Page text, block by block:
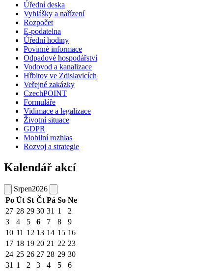
Úřední deska
Vyhlášky a nařízení
Rozpočet
E-podatelna
Úřední hodiny
Povinné informace
Odpadové hospodářství
Vodovod a kanalizace
Hřbitov ve Zdislavicích
Veřejné zakázky
CzechPOINT
Formuláře
Vidimace a legalizace
Životní situace
GDPR
Mobilní rozhlas
Rozvoj a strategie
Kalendář akcí
Srpen2026
Po Út St Čt Pá So Ne
27 28 29 30 31 1
2
3
4 5 6 7 8
9
10 11 12 13 14 15 16
17 18 19 20 21 22 23
24 25 26 27 28 29 30
31 1 2 3 4 5 6